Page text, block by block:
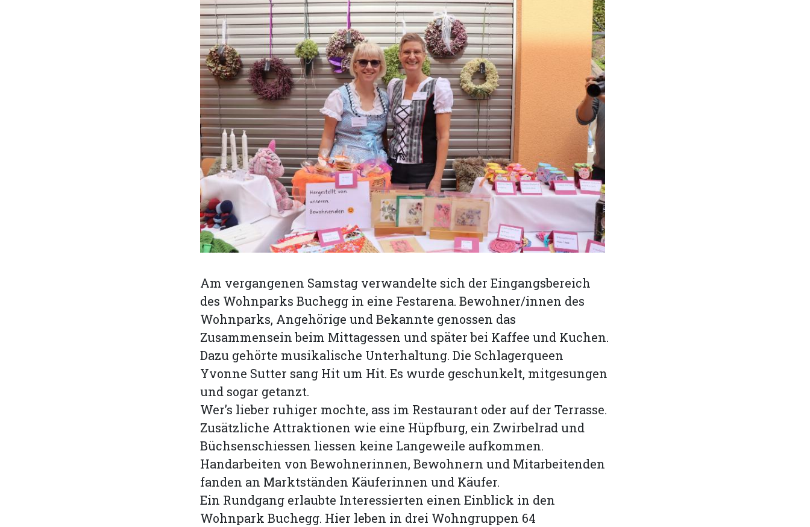
Am vergangenen Samstag verwandelte sich der Eingangsbereich
des Wohnparks Buchegg in eine Festarena. Bewohner/innen des
Wohnparks, Angehörige und Bekannte genossen das
Zusammensein beim Mittagessen und später bei Kaffee und Kuchen.
Dazu gehörte musikalische Unterhaltung. Die Schlagerqueen
Yvonne Sutter sang Hit um Hit. Es wurde geschunkelt, mitgesungen
und sogar getanzt.
Wer’s lieber ruhiger mochte, ass im Restaurant oder auf der Terrasse.
Zusätzliche Attraktionen wie eine Hüpfburg, ein Zwirbelrad und
Büchsenschiessen liessen keine Langeweile aufkommen.
Handarbeiten von Bewohnerinnen, Bewohnern und Mitarbeitenden
fanden an Marktständen Käuferinnen und Käufer.
Ein Rundgang erlaubte Interessierten einen Einblick in den
Wohnpark Buchegg. Hier leben in drei Wohngruppen 64